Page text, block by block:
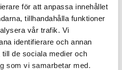
för att anpassa innehållet
tillhandahålla funktioner
vår trafik. Vi
identifierare och annan
de sociala medier och
som vi samarbetar med.
PRODUKTEN
Teknisk sammanfattning